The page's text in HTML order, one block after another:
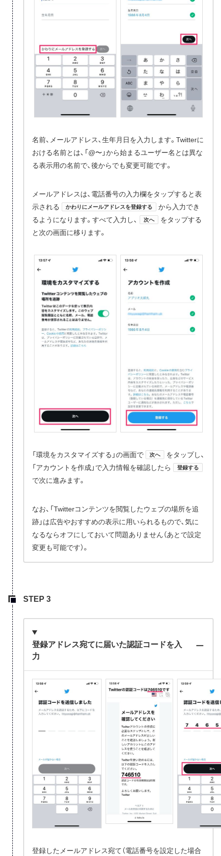
名前、メールアドレス、生年月日を入力します。Twitterに
おける名前とは、「@〜」から始まるユーザー名とは異な
る表示用の名前で、後からでも変更可能です。
メールアドレスは、電話番号の入力欄をタップすると表
示される
かわりにメールアドレスを登録する
から入力でき
るようになります。すべて入力し、
次へ
をタップする
と次の画面に移ります。
「環境をカスタマイズする」の画面で 次へ
をタップし、
「アカウントを作成」で入力情報を確認したら
登録する
で次に進みます。
なお、「Twitterコンテンツを閲覧したウェブの場所を追
跡」は広告やおすすめの表示に用いられるもので、気に
なるならオフにしておいて問題ありません（あとで設定
変更も可能です）。
登録アドレス宛てに届いた認証コードを入
力
登録したメールアドレス宛て（電話番号を設定した場合